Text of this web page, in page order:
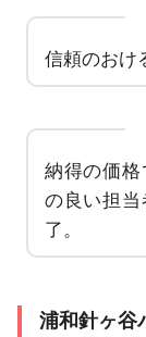
信頼のおけ
納得の価
の良い担
了。
浦和針ヶ谷